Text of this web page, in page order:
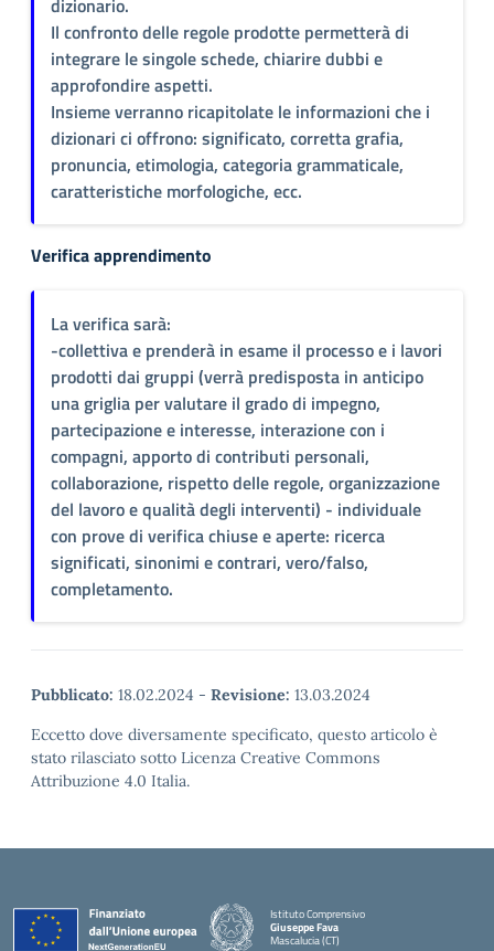
Il confronto delle regole prodotte permetterà di
integrare le singole schede, chiarire dubbi e
approfondire aspetti.
Insieme verranno ricapitolate le informazioni che i
dizionari ci offrono: significato, corretta grafia,
pronuncia, etimologia, categoria grammaticale,
caratteristiche morfologiche, ecc.
Verifica apprendimento
La verifica sarà:
-collettiva e prenderà in esame il processo e i lavori
prodotti dai gruppi (verrà predisposta in anticipo
una griglia per valutare il grado di impegno,
partecipazione e interesse, interazione con i
compagni, apporto di contributi personali,
collaborazione, rispetto delle regole, organizzazione
del lavoro e qualità degli interventi) - individuale
con prove di verifica chiuse e aperte: ricerca
significati, sinonimi e contrari, vero/falso,
completamento.
Pubblicato: 18.02.2024 - Revisione: 13.03.2024
Eccetto dove diversamente specificato, questo articolo è
stato rilasciato sotto Licenza Creative Commons
Attribuzione 4.0 Italia.
Istituto Comprensivo
Giuseppe Fava
Mascalucia (CT)